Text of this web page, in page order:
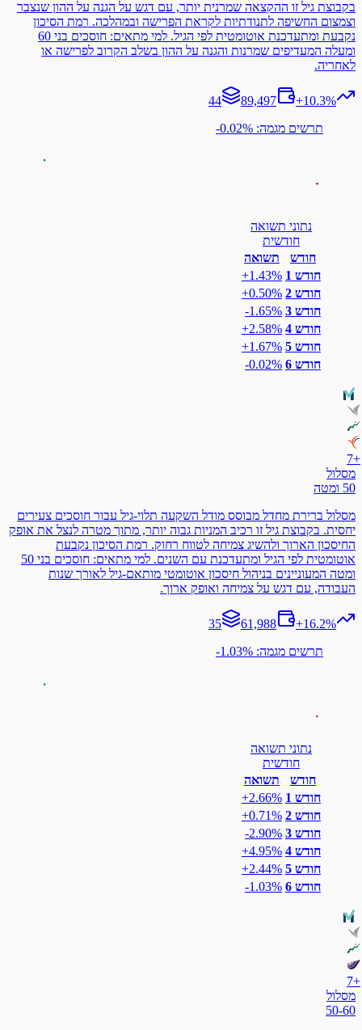
בקבוצת גיל זו ההקצאה שמרנית יותר, עם דגש על הגנה על ההון שנצבר
וצמצום החשיפה לתנודתיות לקראת הפרישה ובמהלכה. רמת הסיכון
נקבעת ומתעדכנת אוטומטית לפי הגיל. למי מתאים: חוסכים בני 60
ומעלה המעדיפים שמרנות והגנה על ההון בשלב הקרוב לפרישה או
לאחריה.
+10.3%
89,497
44
תרשים מגמה: ‎-0.02%
נתוני תשואה
חודשית
חודש
תשואה
חודש 1
‎+1.43%
חודש 2
‎+0.50%
חודש 3
‎-1.65%
חודש 4
‎+2.58%
חודש 5
‎+1.67%
חודש 6
‎-0.02%
+
7
מסלול
50 ומטה
מסלול ברירת מחדל מבוסס מודל השקעה תלוי-גיל עבור חוסכים צעירים
יחסית. בקבוצת גיל זו רכיב המניות גבוה יותר, מתוך מטרה לנצל את אופק
החיסכון הארוך ולהשיג צמיחה לטווח רחוק. רמת הסיכון נקבעת
אוטומטית לפי הגיל ומתעדכנת עם השנים. למי מתאים: חוסכים בני 50
ומטה המעוניינים בניהול חיסכון אוטומטי מותאם-גיל לאורך שנות
העבודה, עם דגש על צמיחה ואופק ארוך.
+16.2%
61,988
35
תרשים מגמה: ‎-1.03%
נתוני תשואה
חודשית
חודש
תשואה
חודש 1
‎+2.66%
חודש 2
‎+0.71%
חודש 3
‎-2.90%
חודש 4
‎+4.95%
חודש 5
‎+2.44%
חודש 6
‎-1.03%
+
7
מסלול
50-60